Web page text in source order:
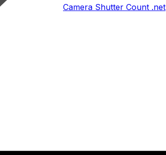
Camera Shutter Count .net